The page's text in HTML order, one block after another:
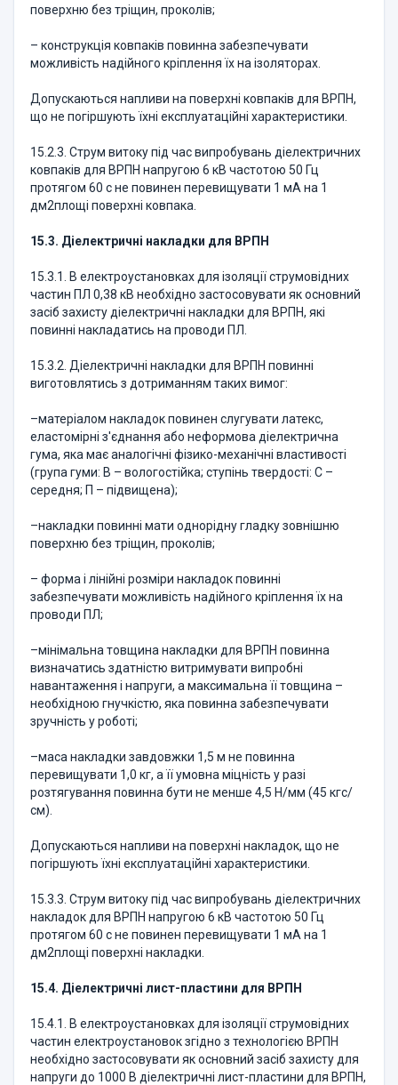
поверхню без тріщин, проколів;
– конструкція ковпаків повинна забезпечувати
можливість надійного кріплення їх на ізоляторах.
Допускаються напливи на поверхні ковпаків для ВРПН,
що не погіршують їхні експлуатаційні характеристики.
15.2.3. Струм витоку під час випробувань діелектричних
ковпаків для ВРПН напругою 6 кВ частотою 50 Гц
протягом 60 с не повинен перевищувати 1 мА на 1
дм2площі поверхні ковпака.
15.3. Діелектричні накладки для ВРПН
15.3.1. В електроустановках для ізоляції струмовідних
частин ПЛ 0,38 кВ необхідно застосовувати як основний
засіб захисту діелектричні накладки для ВРПН, які
повинні накладатись на проводи ПЛ.
15.3.2. Діелектричні накладки для ВРПН повинні
виготовлятись з дотриманням таких вимог:
–матеріалом накладок повинен слугувати латекс,
еластомірні з'єднання або неформова діелектрична
гума, яка має аналогічні фізико-механічні властивості
(група гуми: В – вологостійка; ступінь твердості: С –
середня; П – підвищена);
–накладки повинні мати однорідну гладку зовнішню
поверхню без тріщин, проколів;
– форма і лінійні розміри накладок повинні
забезпечувати можливість надійного кріплення їх на
проводи ПЛ;
–мінімальна товщина накладки для ВРПН повинна
визначатись здатністю витримувати випробні
навантаження і напруги, а максимальна її товщина –
необхідною гнучкістю, яка повинна забезпечувати
зручність у роботі;
–маса накладки завдовжки 1,5 м не повинна
перевищувати 1,0 кг, а її умовна міцність у разі
розтягування повинна бути не менше 4,5 Н/мм (45 кгс/
см).
Допускаються напливи на поверхні накладок, що не
погіршують їхні експлуатаційні характеристики.
15.3.3. Струм витоку під час випробувань діелектричних
накладок для ВРПН напругою 6 кВ частотою 50 Гц
протягом 60 с не повинен перевищувати 1 мА на 1
дм2площі поверхні накладки.
15.4. Діелектричні лист-пластини для ВРПН
15.4.1. В електроустановках для ізоляції струмовідних
частин електроустановок згідно з технологією ВРПН
необхідно застосовувати як основний засіб захисту для
напруги до 1000 В діелектричні лист-пластини для ВРПН,